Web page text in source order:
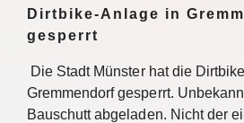
Dirtbike-Anlage in
gesperrt
Die Stadt Münster hat die
Gremmendorf gesperrt.
Bauschutt abgeladen. Nicht der